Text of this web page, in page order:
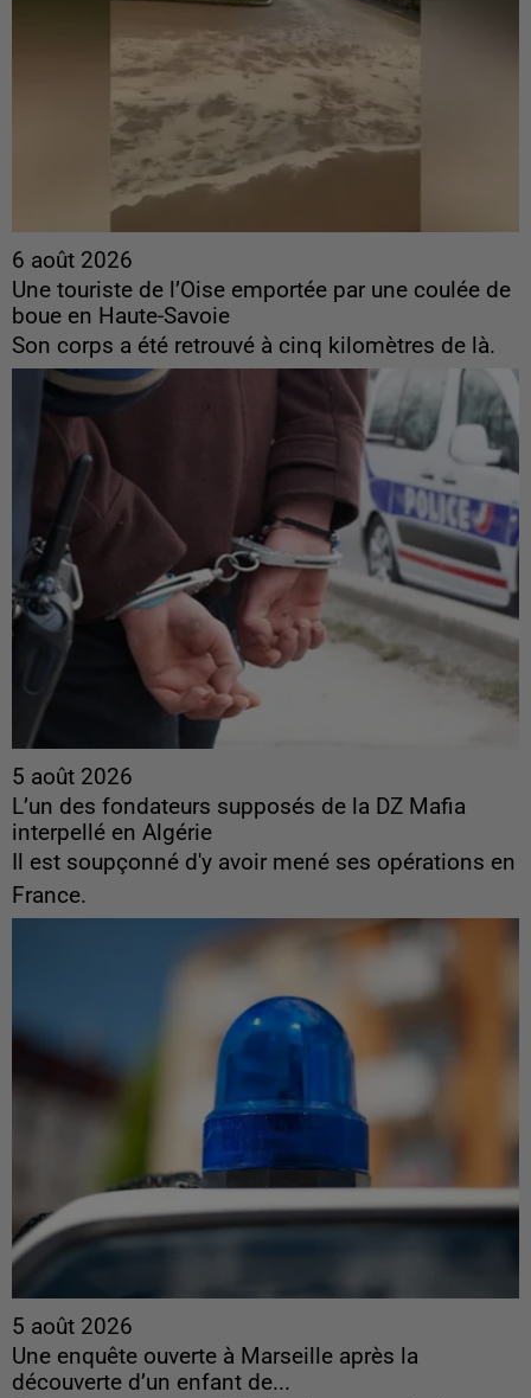
6 août 2026
Une touriste de l’Oise emportée par une coulée de
boue en Haute-Savoie
Son corps a été retrouvé à cinq kilomètres de là.
5 août 2026
L’un des fondateurs supposés de la DZ Mafia
interpellé en Algérie
Il est soupçonné d'y avoir mené ses opérations en
France.
5 août 2026
Une enquête ouverte à Marseille après la
découverte d’un enfant de...